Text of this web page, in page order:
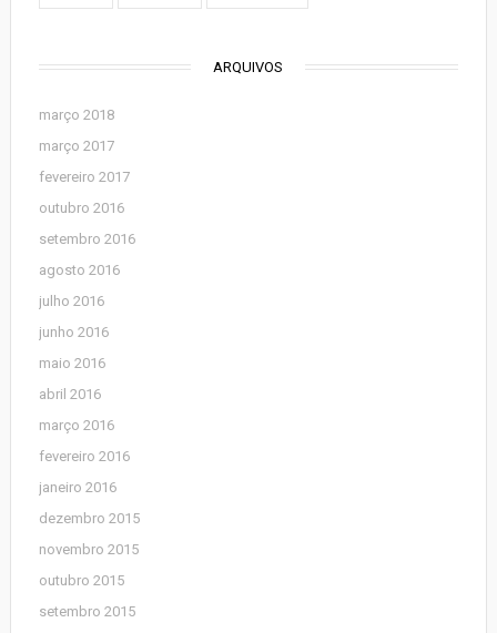
ARQUIVOS
março 2018
março 2017
fevereiro 2017
outubro 2016
setembro 2016
agosto 2016
julho 2016
junho 2016
maio 2016
abril 2016
março 2016
fevereiro 2016
janeiro 2016
dezembro 2015
novembro 2015
outubro 2015
setembro 2015